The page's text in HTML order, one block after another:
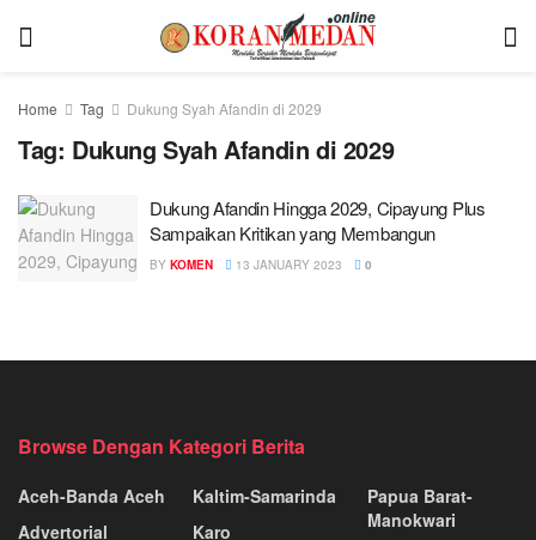
Home Tag Dukung Syah Afandin di 2029
Tag: Dukung Syah Afandin di 2029
Dukung Afandin Hingga 2029, Cipayung Plus
Sampaikan Kritikan yang Membangun
BY KOMEN 13 JANUARY 2023 0
Browse Dengan Kategori Berita
Aceh-Banda Aceh
Advertorial
Kaltim-Samarinda
Karo
Papua Barat-
Manokwari